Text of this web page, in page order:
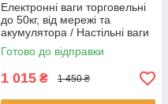
Електронні ваги торговельні
до 50кг, від мережі та
акумулятора / Настільні ваги
електронні / Ваги для торгівлі
Готово до відправки
1 015 ₴ 1 450 ₴